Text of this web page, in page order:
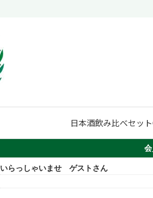
日本酒飲み比べセット
いらっしゃいませ ゲストさん